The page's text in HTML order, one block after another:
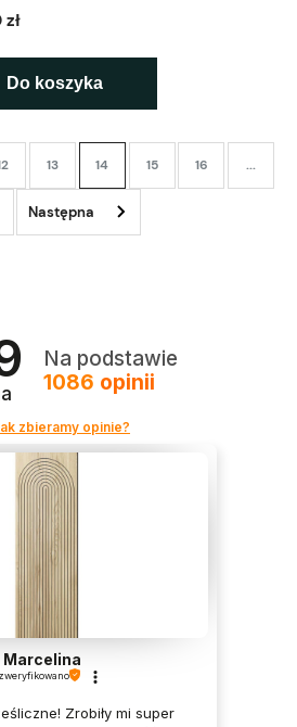
Do koszyka
13 14 15 16 ...
Na podstawie
1086 opinii
zbieramy opinie?
Marcelina
zweryfikowano
Zrobiły mi super